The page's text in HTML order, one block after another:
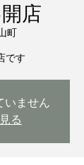
店
町
です
いません
る